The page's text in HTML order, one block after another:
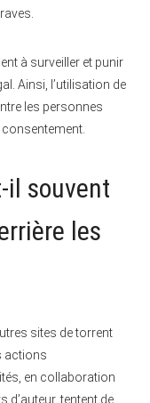
à surveiller et punir
Ainsi, l’utilisation de
les personnes
il souvent
les
sites de torrent
actions
en collaboration
tentent de